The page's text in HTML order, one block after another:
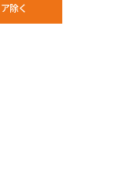
除く